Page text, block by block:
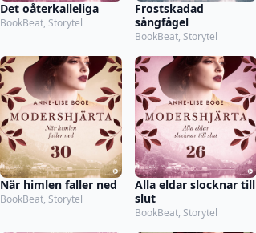
Det oåterkalleliga
BookBeat, Storytel
Frostskadad
sångfågel
BookBeat, Storytel
När himlen faller ned
BookBeat, Storytel
Alla eldar slocknar till
slut
BookBeat, Storytel